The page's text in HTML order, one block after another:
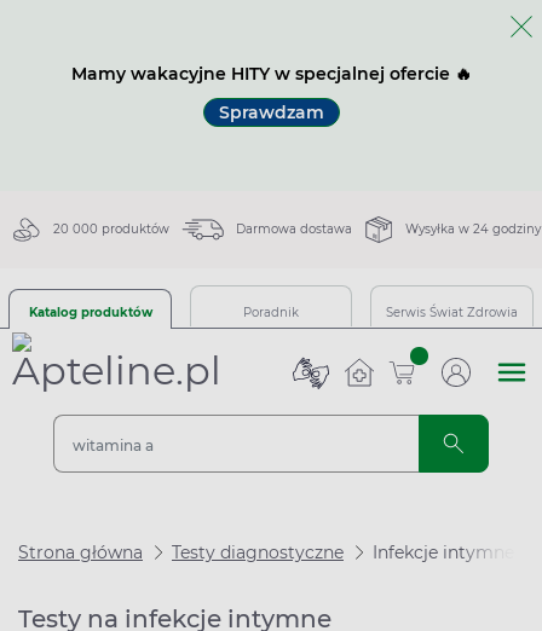
Mamy wakacyjne HITY w specjalnej ofercie 🔥
Sprawdzam
20 000 produktów Darmowa dostawa Wysyłka w 24 godziny
Katalog produktów Poradnik Serwis Świat Zdrowia
sztuk
Strona główna Testy diagnostyczne Infekcje intymne
Testy na infekcje intymne